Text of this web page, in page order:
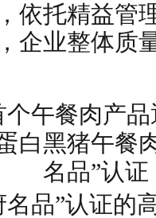
依托精益管
企业整体质
名品”认证的